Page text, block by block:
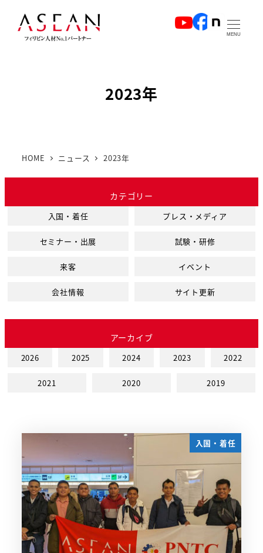
動
MENU
2023年
HOME ニュース 2023年
カテゴリー
入国・着任 プレス・メディア
セミナー・出展 試験・研修
来客 イベント
会社情報 サイト更新
アーカイブ
2026 2025 2024 2023 2022
2021 2020 2019
入国・着任